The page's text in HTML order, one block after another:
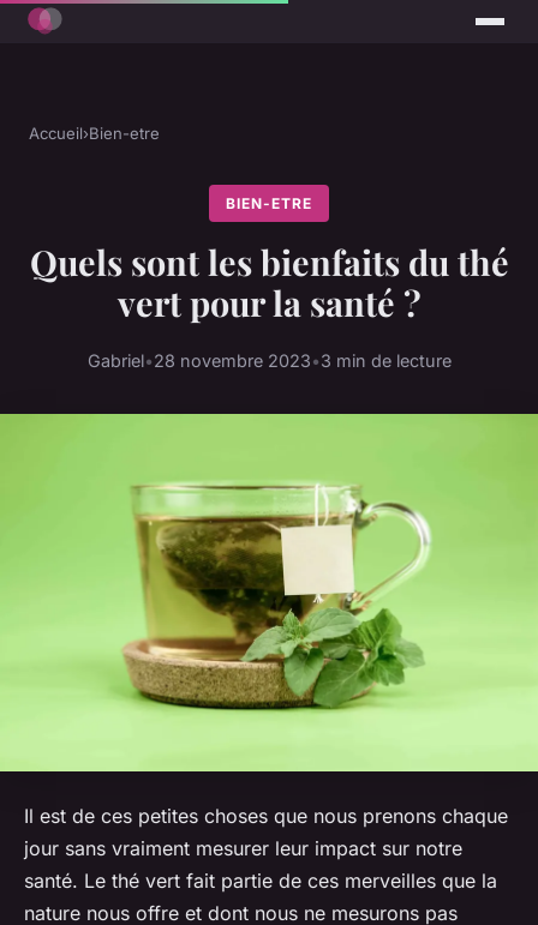
Accueil›Bien-etre
BIEN-ETRE
Quels sont les bienfaits du thé
vert pour la santé ?
Gabriel•28 novembre 2023•3 min de lecture
Il est de ces petites choses que nous prenons chaque
jour sans vraiment mesurer leur impact sur notre
santé. Le thé vert fait partie de ces merveilles que la
nature nous offre et dont nous ne mesurons pas